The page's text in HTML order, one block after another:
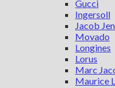
Gucci
Ingersoll
Jacob
Movado
Longines
Lorus
Marc
Maurice